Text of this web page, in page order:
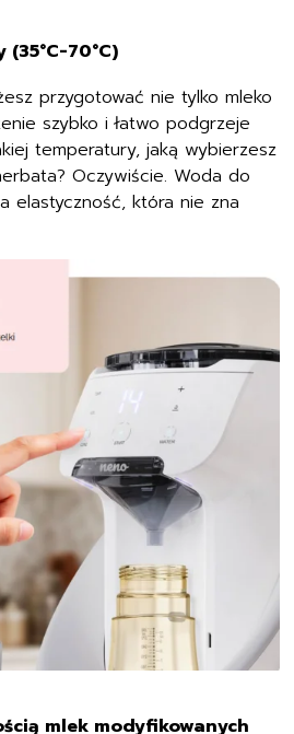
70°C)
przygotować nie tylko mleko
szybko i łatwo podgrzeje
temperatury, jaką wybierzesz
Oczywiście. Woda do
elastyczność, która nie zna
mlek modyfikowanych